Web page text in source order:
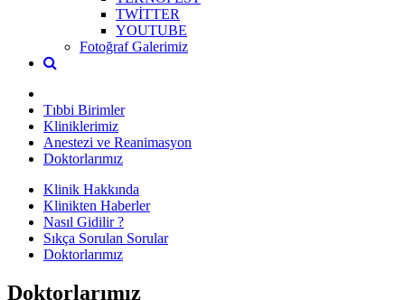
TWİTTER
YOUTUBE
Fotoğraf Galerimiz
Tıbbi Birimler
Kliniklerimiz
Anestezi ve Reanimasyon
Doktorlarımız
Klinik Hakkında
Klinikten Haberler
Nasıl Gidilir ?
Sıkça Sorulan Sorular
Doktorlarımız
Doktorlarımız